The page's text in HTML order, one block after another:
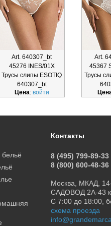
Art. 640307_bt
45276 INES/01X
Трусы слипы ESOTIQ
640307_bt
Цена: войти
Art.
45367
Трусы
Контакты
8 (495) 799-89-33
8 (800) 600-48-36
Москва, МКАД,
САДОВОД 2А-43
С 7:00 до 18:00,
схема проезда